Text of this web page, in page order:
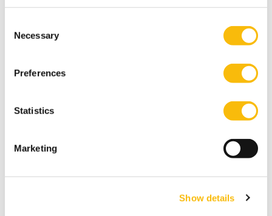
Selection
Necessary
Preferences
Statistics
Marketing
Show details
Accountancy (deeltijd)
27 augustus 2026
Nederlands
Accountancy studeren in deeltijd? Start met
Nyenrode met elke vooropleiding. Bepaal je